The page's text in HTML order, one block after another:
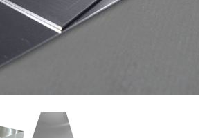
САДОВЫЕ
ДВЕРЬЮ